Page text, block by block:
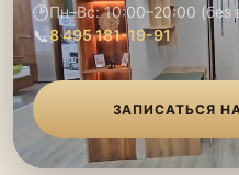
🕑Пн–Вс: 10:00–20:00
📞8 495 181-19-91
ЗАПИСАТЬСЯ